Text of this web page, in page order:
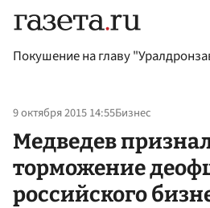
Покушение на главу
9 октября 2015 14:55Бизнес
Медведев
торможение
российского